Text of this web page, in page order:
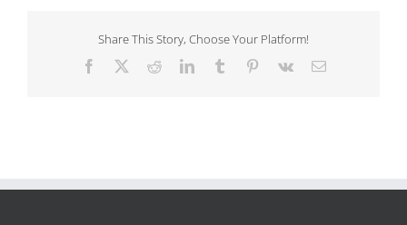
Share This Story, Choose Your Platform!
Facebook
TwitterRedditLinkedInTumblr Pinterest
Vk Email